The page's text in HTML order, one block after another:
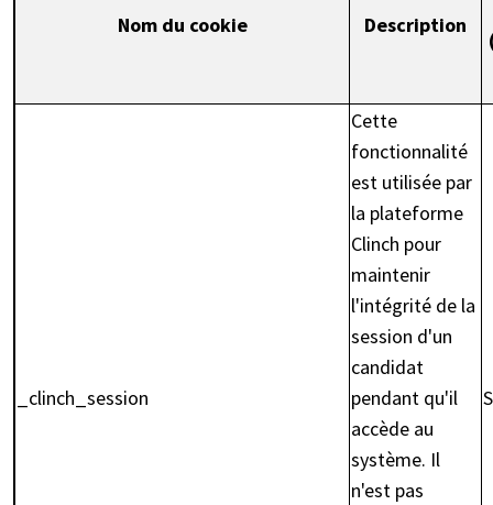
Nom du cookie Description
_clinch_session
Cette
fonctionnalité
est utilisée par
la plateforme
Clinch pour
maintenir
l'intégrité de la
session d'un
candidat
pendant qu'il
accède au
système. Il
n'est pas